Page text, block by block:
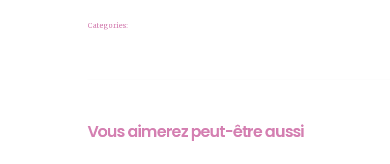
Categories:
Vous aimerez peut-être aussi